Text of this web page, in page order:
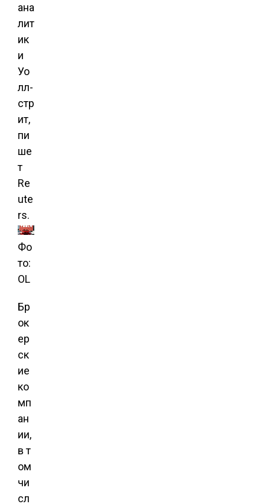
ана
лит
ик
и
Уо
лл-
стр
ит,
пи
ше
т
Re
ute
rs.
Фо
то:
OL
Бр
ок
ер
ск
ие
ко
мп
ан
ии,
в т
ом
чи
сл